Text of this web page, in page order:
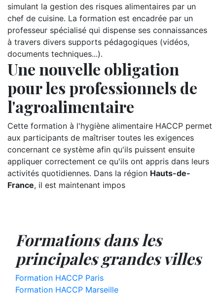
simulant la gestion des risques alimentaires par un
chef de cuisine. La formation est encadrée par un
professeur spécialisé qui dispense ses connaissances
à travers divers supports pédagogiques (vidéos,
documents techniques...).
Une nouvelle obligation
pour les professionnels de
l'agroalimentaire
Cette formation à l'hygiène alimentaire HACCP permet
aux participants de maîtriser toutes les exigences
concernant ce système afin qu'ils puissent ensuite
appliquer correctement ce qu'ils ont appris dans leurs
activités quotidiennes. Dans la région Hauts-de-
France, il est maintenant impos
Formations dans les
principales grandes villes
Formation HACCP Paris
Formation HACCP Marseille